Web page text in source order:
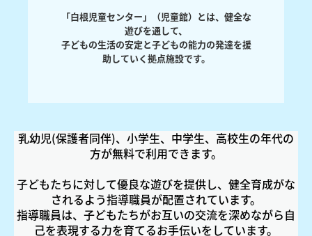
「白根児童センター」（児童館）とは、健全な
遊びを通して、
子どもの生活の安定と子どもの能力の発達を援
助していく拠点施設です。
乳幼児(保護者同伴)、小学生、中学生、高校生の年代の
方が無料で利用できます。
子どもたちに対して優良な遊びを提供し、健全育成がな
されるよう指導職員が配置されています。
指導職員は、子どもたちがお互いの交流を深めながら自
己を表現する力を育てるお手伝いをしています。